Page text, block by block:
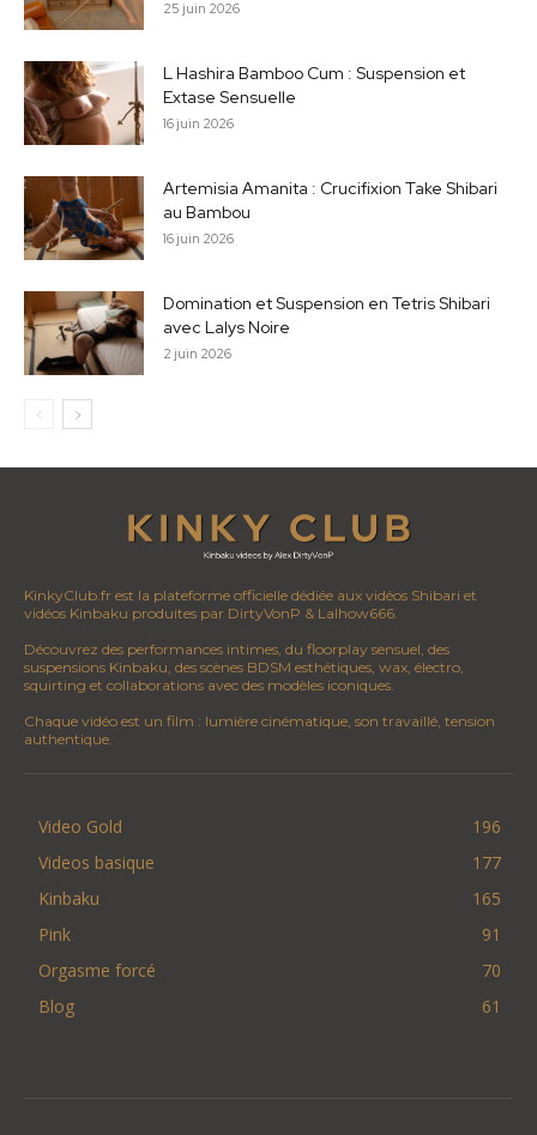
25 juin 2026
L Hashira Bamboo Cum : Suspension et
Extase Sensuelle
16 juin 2026
Artemisia Amanita : Crucifixion Take Shibari
au Bambou
16 juin 2026
Domination et Suspension en Tetris Shibari
avec Lalys Noire
2 juin 2026
KinkyClub.fr est la plateforme officielle dédiée aux vidéos Shibari et
vidéos Kinbaku produites par DirtyVonP & Lalhow666.
Découvrez des performances intimes, du floorplay sensuel, des
suspensions Kinbaku, des scènes BDSM esthétiques, wax, électro,
squirting et collaborations avec des modèles iconiques.
Chaque vidéo est un film : lumière cinématique, son travaillé, tension
authentique.
Video Gold
196
Videos basique
177
Kinbaku
165
Pink
91
Orgasme forcé
70
Blog
61